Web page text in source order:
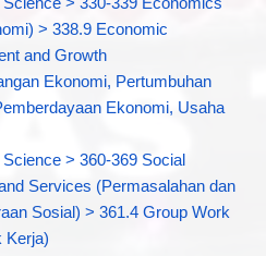
> 330-339 Economics
> 338.9 Economic
and Growth
Ekonomi, Pertumbuhan
Ekonomi, Usaha
> 360-369 Social
Services (Permasalahan dan
Sosial) > 361.4 Group Work
Kerja)